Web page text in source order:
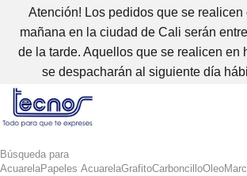
Atención! Los pedidos que se realicen
mañana en la ciudad de Cali serán
de la tarde. Aquellos que se realicen en
se despacharán al siguiente día
Búsqueda para
AcuarelaPapeles AcuarelaGrafitoCarboncilloOleo